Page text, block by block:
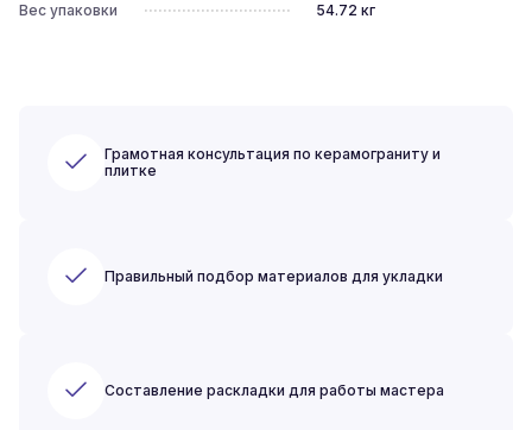
Вес упаковки
54.72 кг
Грамотная консультация по керамограниту и
плитке
Правильный подбор материалов для укладки
Составление раскладки для работы мастера